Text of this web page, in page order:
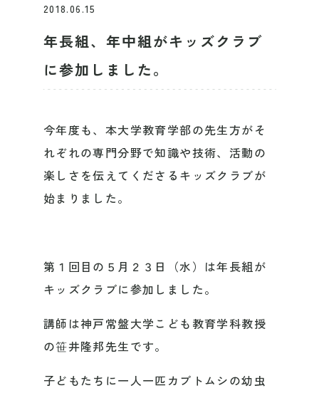
2018.06.15
年長組、年中組がキッズクラブ
に参加しました。
今年度も、本大学教育学部の先生方がそ
れぞれの専門分野で知識や技術、活動の
楽しさを伝えてくださるキッズクラブが
始まりました。
第１回目の５月２３日（水）は年長組が
キッズクラブに参加しました。
講師は神戸常盤大学こども教育学科教授
の笹井隆邦先生です。
子どもたちに一人一匹カブトムシの幼虫